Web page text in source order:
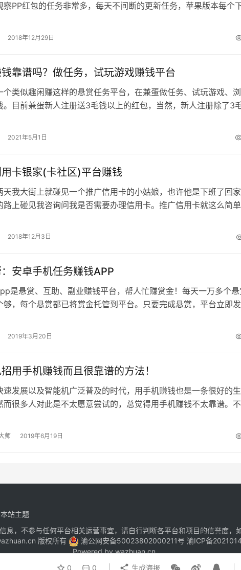
0 0 生成海报
察PP红包的任务非常多，每天不间断的更新任务，苹果版本每个
2018年12月29日
靠谱吗？做任务，试玩游戏赚钱平台
个类似趣闲赚这样的悬赏任务平台，在兼蛋做任务、试玩游戏、
。目前兼蛋新人注册送3毛钱以上的红包，当然，新人注册除了3
2021年5月1日
卡银家(卡社区)平台赚钱
天我大街上就碰见一个推广信用卡的小姑娘，也许他是下班了回
路上碰见我咨询问我是否需要办理信用卡。推广信用卡就这么简
2018年12月3日
安卓手机任务赚钱APP
是悬赏、互助、副业赚钱平台，帮人忙赚赏金！每天一万多个
够，每个悬赏都已将赏金托管到平台。只要完成悬赏，平台立即
2019年3月20日
用手机赚钱而且很靠谱的方法！
速发展以及智能机广泛普及的时代，用手机赚钱也是一条很好的
而很多人对此是不太愿意尝试的，总觉得用手机赚钱不太靠谱。
师 2019年6月19日
本站主题
息，不参与任何平台相关运营事宜，请自行判断各平台和项目的信誉度，
版权所有
渝公网安备50023802000211号 渝ICP备
Powered bywazhuan.cn